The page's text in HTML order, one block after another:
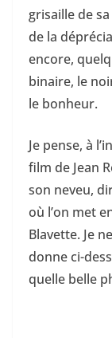
grisaille de
de la
encore,
binaire, le
le bonheur.
Je pense, à
film de Jean
son neveu,
où l’on met
Blavette. Je
donne ci-
quelle belle